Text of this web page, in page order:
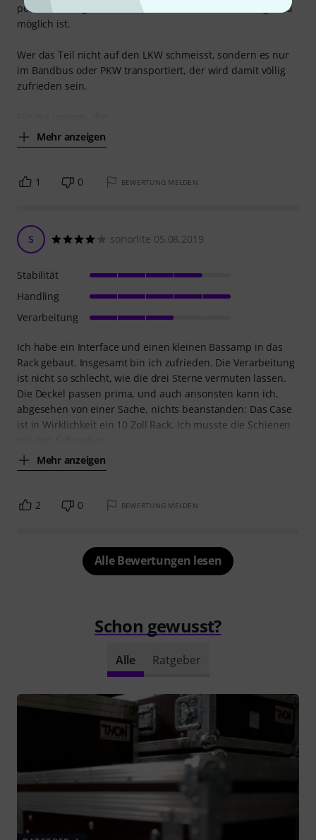
positiv bestätigt, wieviel "Fast-Profi-Rack" für so wenig Geld
möglich ist.
Wer das Teil nicht auf den LKW schmeisst, sondern es nur
im Bandbus oder PKW transportiert, der wird damit völlig
zufrieden sein.
Mehr anzeigen
1 0 BEWERTUNG MELDEN
S sonorlite 05.08.2019
Ich habe ein Interface und einen kleinen Bassamp in das
Rack gebaut. Insgesamt bin ich zufrieden. Die Verarbeitung
ist nicht so schlecht, wie die drei Sterne vermuten lassen.
Die Deckel passen prima, und auch ansonsten kann ich,
abgesehen von einer Sache, nichts beanstanden: Das Case
ist in Wirklichkeit ein 10 Zoll Rack. Ich musste die Schienen
Mehr anzeigen
Stabilität
Handling
Verarbeitung
2 0 BEWERTUNG MELDEN
Alle Bewertungen lesen
Schon gewusst?
Alle Ratgeber